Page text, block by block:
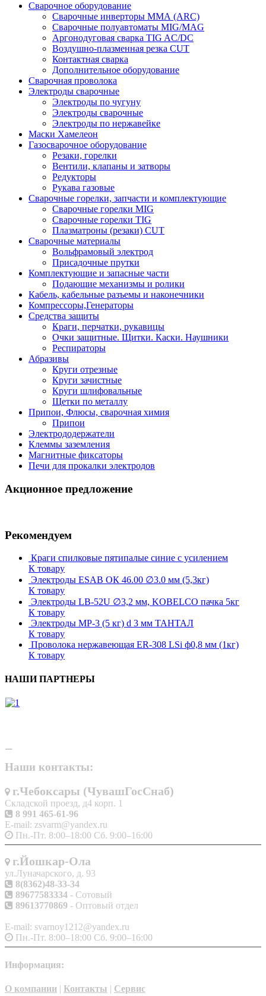
Сварочное оборудование
Сварочные инверторы ММА (ARC)
Сварочные полуавтоматы MIG/MAG
Аргонодуговая сварка TIG AC/DC
Воздушно-плазменная резка CUT
Контактная сварка
Дополнительное оборудование
Сварочная проволока
Электроды сварочные
Электроды по чугуну
Электроды сварочные
Электроды по нержавейке
Маски Хамелеон
Газосварочное оборудование
Резаки, горелки
Вентили, клапаны и затворы
Редукторы
Рукава газовые
Сварочные горелки, запчасти и комплектующие
Сварочные горелки MIG
Сварочные горелки TIG
Плазматроны (резаки) CUT
Сварочные материалы
Вольфрамовый электрод
Присадочные прутки
Комплектующие и запасные части
Подающие механизмы и ролики
Кабель, кабельные разъемы и наконечники
Компрессоры,Генераторы
Средства защиты
Краги, перчатки, рукавицы
Очки защитные. Щитки. Каски. Наушники
Респираторы
Абразивы
Круги отрезные
Круги зачистные
Круги шлифовальные
Щетки по металлу
Припои, Флюсы, сварочная химия
Припои
Электрододержатели
Клеммы заземления
Магнитные фиксаторы
Печи для прокалки электродов
Акционное предложение
Рекомендуем
Краги спилковые пятипалые синие с усилением
К товару
Электроды ESAB ОК 46.00 ∅3.0 мм (5,3кг)
К товару
Электроды LB-52U ∅3,2 мм, KOBELCO пачка 5кг
К товару
Электроды МР-3 (5 кг) d 3 мм ТАНТАЛ
К товару
Проволока нержавеющая ER-308 LSi ф0,8 мм (1кг)
К товару
НАШИ ПАРТНЕРЫ
Наши контакты:
г.Чебоксары (ЧувашГосСнаб)
Складской проезд, д4 корп. 1
8 991 465-61-96
E-mail: zsvarm@yandex.ru
Пн.-Пт. 8:00–18:00 Сб. 9:00–16:00
г.Йошкар-Ола
ул.Луначарского, д. 93
8(8362)48-33-34
89677583334 - Сотовый
89613770869 - Оптовый отдел
E-mail: svarnoy1212@yandex.ru
Пн.-Пт. 8:00–18:00 Сб. 9:00–16:00
Информация:
О компании | Контакты | Сервис